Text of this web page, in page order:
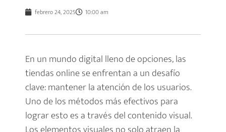
febrero 24, 2025 10:00 am
En un mundo digital lleno de opciones, las
tiendas online se enfrentan a un desafío
clave: mantener la atención de los usuarios.
Uno de los métodos más efectivos para
lograr esto es a través del contenido visual.